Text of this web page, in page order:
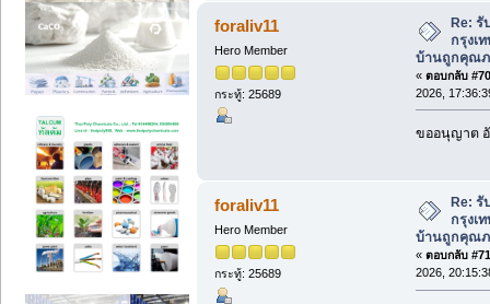
foraliv11
Hero Member
กระทู้: 25689
Re: รั
กรุงเ
บ้านถูกคุณภ
« ตอบกลับ
2026,
ขออนุญาต
foraliv11
Hero Member
กระทู้: 25689
Re: รั
กรุงเ
บ้านถูกคุณภ
« ตอบกลับ
2026,